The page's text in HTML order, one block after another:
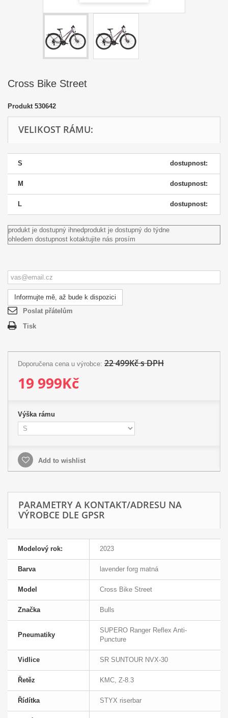
Cross Bike Street
Produkt 530642
VELIKOST RÁMU:
S dostupnost:
M dostupnost:
L dostupnost:
produkt je dostupný ihnedprodukt je dostupný do týdne
ohledem dostupnost kotaktujite nás prosím
Informujte mě, až bude k dispozici
Poslat přátelům
Tisk
Doporučena cena u výrobce: 22 499Kč s DPH
19 999Kč
Výška rámu
Add to wishlist
PARAMETRY A KONTAKT/ADRESU NA
VÝROBCE DLE GPSR
Modelový rok: 2023
Barva lavender forg matná
Model Cross Bike Street
Značka Bulls
Pneumatiky
SUPERO Ranger Reflex Anti-
Puncture
Vidlice SR SUNTOUR NVX-30
Řetěz KMC, Z-8.3
Řídítka STYX riserbar